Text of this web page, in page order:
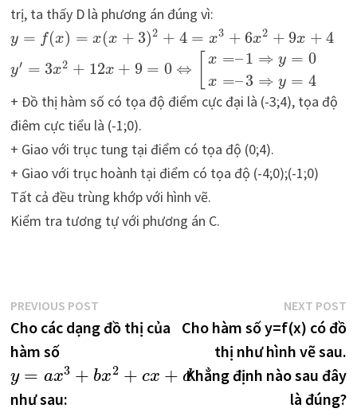
trị, ta thấy D là phương án đúng vì:
y = f(x) = x(x + 3)2 + 4 = x3 + 6x2 + 9x + 4
y′ = 3x2 + 12x + 9 = 0 ⇔
x =–1 ⇒ y = 0
x =–3 ⇒ y = 4
+ Đồ thị hàm số có tọa độ điểm cực đại là (-3;4), tọa độ
điêm cực tiểu là (-1;0).
+ Giao với trục tung tại điểm có tọa độ (0;4).
+ Giao với trục hoành tại điểm có tọa độ (-4;0);(-1;0)
Tất cả đều trùng khớp với hình vẽ.
Kiểm tra tương tự với phương án C.
Điều
hướng
bài
viết
PREVIOUS POSTPrevious
post:
Cho các dạng đồ thị của
hàm số
y = ax3 + bx2 + cx + d
như sau:
NEXT POST
Cho hàm số y=f(x) có đồ
thị như hình vẽ sau.
Khẳng định nào sau đây
là đúng?